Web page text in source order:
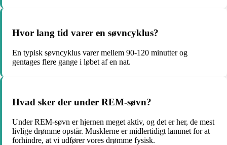
Hvor lang tid varer en søvncyklus?
En typisk søvncyklus varer mellem 90-120 minutter og
gentages flere gange i løbet af en nat.
Hvad sker der under REM-søvn?
Under REM-søvn er hjernen meget aktiv, og det er her, de mest
livlige drømme opstår. Musklerne er midlertidigt lammet for at
forhindre, at vi udfører vores drømme fysisk.